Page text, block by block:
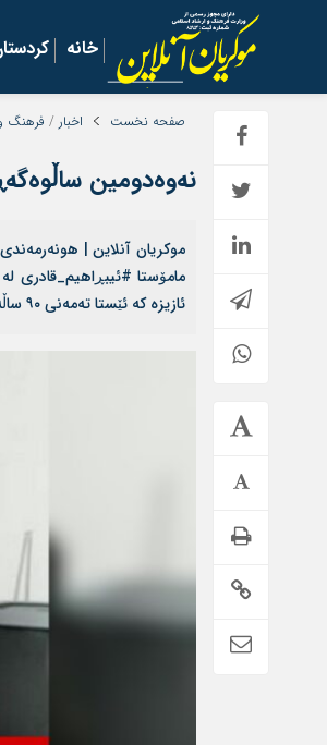
خانه
صفحه نخست اخبار / فرهنگ
نه‌وه‌دومین
موکریان آنلاین |
ئازیزه‌ که‌ ئێستا ته‌مه‌نی ٩۰ ساڵه‌، هاوڕێ و هاوکاری مامۆستای پایه‌به‌رز #حه‌سه‌ن_زیره‌ک بووه‌ و له‌ ساڵانی ١۳۴٨ تا ۱۳۵۰ی […]